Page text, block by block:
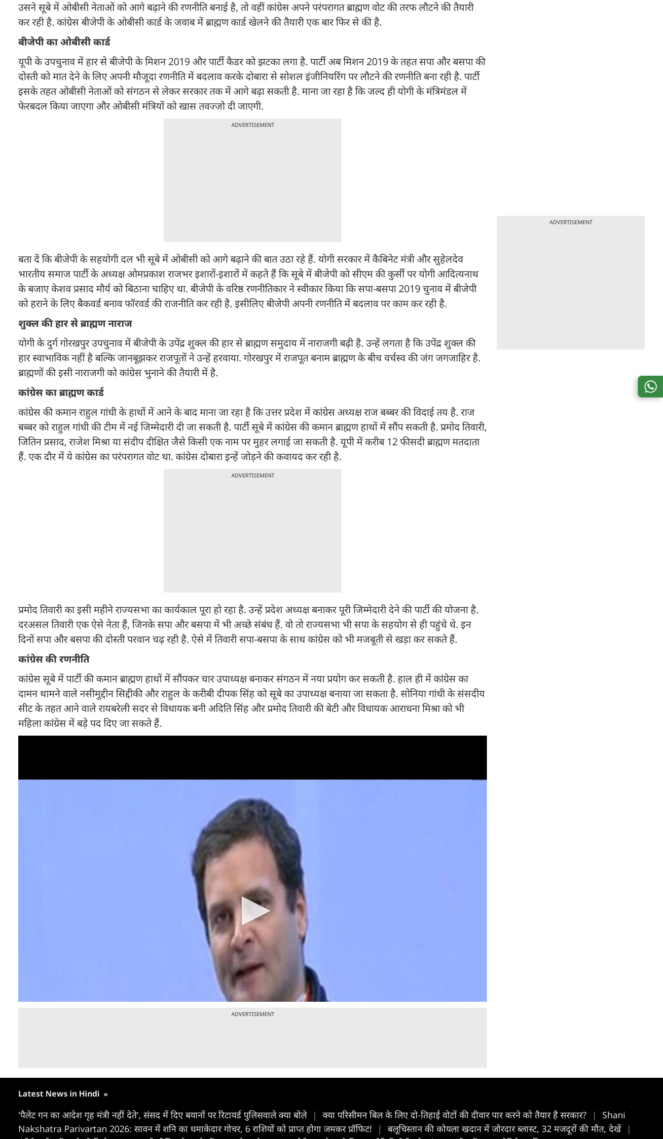
उसने सूबे में ओबीसी नेताओं को आगे बढ़ाने की रणनीति बनाई है, तो वहीं कांग्रेस अपने परंपरागत ब्राह्मण वोट की तरफ लौटने की तैयारी
कर रही है. कांग्रेस बीजेपी के ओबीसी कार्ड के जवाब में ब्राह्मण कार्ड खेलने की तैयारी एक बार फिर से की है.
बीजेपी का ओबीसी कार्ड
यूपी के उपचुनाव में हार से बीजेपी के मिशन 2019 और पार्टी कैडर को झटका लगा है. पार्टी अब मिशन 2019 के तहत सपा और बसपा की
दोस्ती को मात देने के लिए अपनी मौजूदा रणनीति में बदलाव करके दोबारा से सोशल इंजीनियरिंग पर लौटने की रणनीति बना रही है. पार्टी
इसके तहत ओबीसी नेताओं को संगठन से लेकर सरकार तक में आगे बढ़ा सकती है. माना जा रहा है कि जल्द ही योगी के मंत्रिमंडल में
फेरबदल किया जाएगा और ओबीसी मंत्रियों को खास तवज्जो दी जाएगी.
ADVERTISEMENT
बता दें कि बीजेपी के सहयोगी दल भी सूबे में ओबीसी को आगे बढ़ाने की बात उठा रहे हैं. योगी सरकार में कैबिनेट मंत्री और सुहेलदेव
भारतीय समाज पार्टी के अध्यक्ष ओमप्रकाश राजभर इशारों-इशारों में कहते हैं कि सूबे में बीजेपी को सीएम की कुर्सी पर योगी आदित्यनाथ
के बजाए केशव प्रसाद मौर्य को बिठाना चाहिए था. बीजेपी के वरिष्ठ रणनीतिकार ने स्वीकार किया कि सपा-बसपा 2019 चुनाव में बीजेपी
को हराने के लिए बैकवर्ड बनाव फॉरवर्ड की राजनीति कर रही है. इसीलिए बीजेपी अपनी रणनीति में बदलाव पर काम कर रही है.
शुक्ल की हार से ब्राह्मण नाराज
योगी के दुर्ग गोरखपुर उपचुनाव में बीजेपी के उपेंद्र शुक्ल की हार से ब्राह्मण समुदाय में नाराजगी बढ़ी है. उन्हें लगता है कि उपेंद्र शुक्ल की
हार स्वाभाविक नहीं है बल्कि जानबूझकर राजपूतों ने उन्हें हरवाया. गोरखपुर में राजपूत बनाम ब्राह्मण के बीच वर्चस्व की जंग जगजाहिर है.
ब्राह्मणों की इसी नाराजगी को कांग्रेस भुनाने की तैयारी में है.
कांग्रेस का ब्राह्मण कार्ड
कांग्रेस की कमान राहुल गांधी के हाथों में आने के बाद माना जा रहा है कि उत्तर प्रदेश में कांग्रेस अध्यक्ष राज बब्बर की विदाई तय है. राज
बब्बर को राहुल गांधी की टीम में नई जिम्मेदारी दी जा सकती है. पार्टी सूबे में कांग्रेस की कमान ब्राह्मण हाथों में सौंप सकती है. प्रमोद तिवारी,
जितिन प्रसाद, राजेश मिश्रा या संदीप दीक्षित जैसे किसी एक नाम पर मुहर लगाई जा सकती है. यूपी में करीब 12 फीसदी ब्राह्मण मतदाता
हैं. एक दौर में ये कांग्रेस का परंपरागत वोट था. कांग्रेस दोबारा इन्हें जोड़ने की कवायद कर रही है.
ADVERTISEMENT
प्रमोद तिवारी का इसी महीने राज्यसभा का कार्यकाल पूरा हो रहा है. उन्हें प्रदेश अध्यक्ष बनाकर पूरी जिम्मेदारी देने की पार्टी की योजना है.
दरअसल तिवारी एक ऐसे नेता हैं, जिनके सपा और बसपा में भी अच्छे संबंध हैं. वो तो राज्यसभा भी सपा के सहयोग से ही पहुंचे थे. इन
दिनों सपा और बसपा की दोस्ती परवान चढ़ रही है. ऐसे में तिवारी सपा-बसपा के साथ कांग्रेस को भी मजबूती से खड़ा कर सकते हैं.
कांग्रेस की रणनीति
कांग्रेस सूबे में पार्टी की कमान ब्राह्मण हाथों में सौंपकर चार उपाध्यक्ष बनाकर संगठन में नया प्रयोग कर सकती है. हाल ही में कांग्रेस का
दामन थामने वाले नसीमुद्दीन सिद्दीकी और राहुल के करीबी दीपक सिंह को सूबे का उपाध्यक्ष बनाया जा सकता है. सोनिया गांधी के संसदीय
सीट के तहत आने वाले रायबरेली सदर से विधायक बनी अदिति सिंह और प्रमोद तिवारी की बेटी और विधायक आराधना मिश्रा को भी
महिला कांग्रेस में बड़े पद दिए जा सकते हैं.
ADVERTISEMENT
ADVERTISEMENT
Latest News in Hindi »
'पैलेट गन का आदेश गृह मंत्री नहीं देते', संसद में दिए बयानों पर रिटायर्ड पुलिसवाले क्या बोले | क्या परिसीमन बिल के लिए दो-तिहाई वोटों की दीवार पार करने को तैयार है सरकार? |
Shani
Nakshatra Parivartan 2026: सावन में शनि का धमाकेदार गोचर, 6 राशियों को प्राप्त होगा जमकर प्रॉफिट!
| बलूचिस्तान की कोयला खदान में जोरदार ब्लास्ट, 32 मजदूरों की मौत, देखें
|